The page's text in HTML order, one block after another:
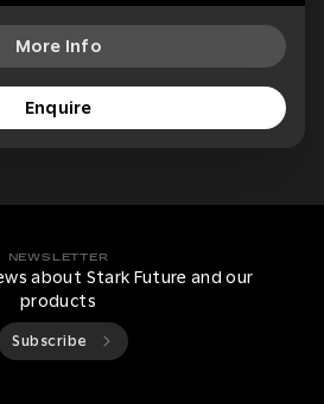
More Info
Enquire
NEWSLETTER
about Stark Future and our
products
Subscribe